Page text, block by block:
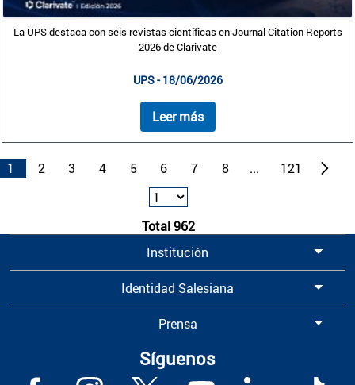
La UPS destaca con seis revistas científicas en Journal Citation Reports
2026 de Clarivate
UPS - 18/06/2026
Leer más
1 2 3 4 5 6 7 8 ... 121
Total 962
Institución
Identidad Salesiana
Prensa
Síguenos